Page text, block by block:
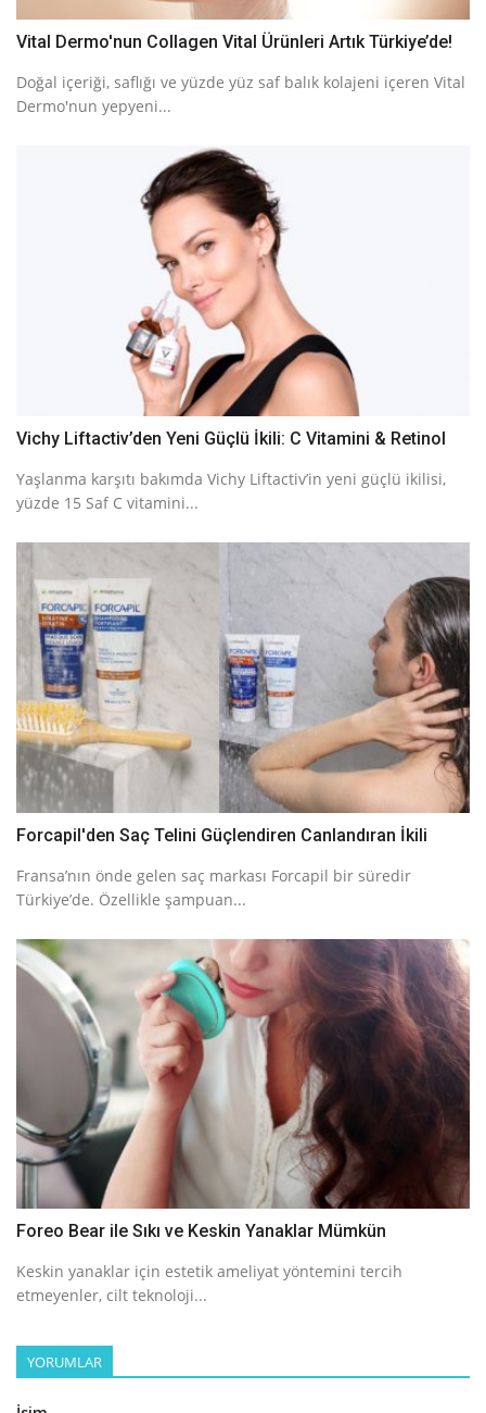
Vital Dermo'nun Collagen Vital Ürünleri Artık Türkiye’de!
Doğal içeriği, saflığı ve yüzde yüz saf balık kolajeni içeren Vital
Dermo'nun yepyeni...
Vichy Liftactiv’den Yeni Güçlü İkili: C Vitamini & Retinol
Yaşlanma karşıtı bakımda Vichy Liftactiv’in yeni güçlü ikilisi,
yüzde 15 Saf C vitamini...
Forcapil'den Saç Telini Güçlendiren Canlandıran İkili
Fransa’nın önde gelen saç markası Forcapil bir süredir
Türkiye’de. Özellikle şampuan...
Foreo Bear ile Sıkı ve Keskin Yanaklar Mümkün
Keskin yanaklar için estetik ameliyat yöntemini tercih
etmeyenler, cilt teknoloji...
YORUMLAR